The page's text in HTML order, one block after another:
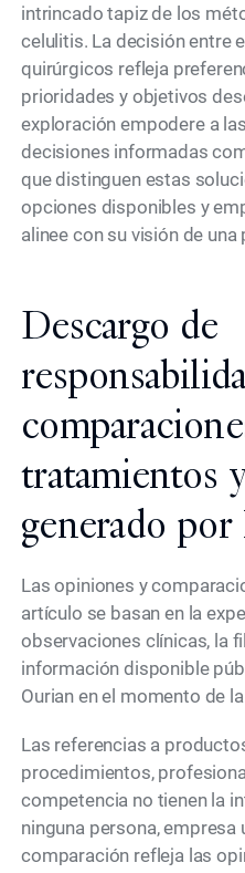
intrincado tapiz de los
celulitis. La decisión entre
quirúrgicos refleja
prioridades y objetivos
exploración empodere a
decisiones informadas
que distinguen estas
opciones disponibles y
alinee con su visión de
Descargo de
tratamientos
generado
Las opiniones y
artículo se basan en la
observaciones clínicas, la
información disponible
Ourian en el momento de
Las referencias a
procedimientos,
competencia no tienen la
ninguna persona, empresa
comparación refleja las